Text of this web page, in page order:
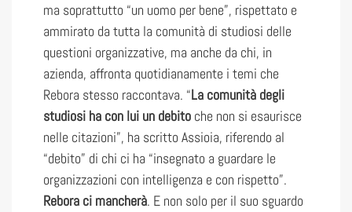
ma soprattutto “un uomo per bene”, rispettato e
ammirato da tutta la comunità di studiosi delle
questioni organizzative, ma anche da chi, in
azienda, affronta quotidianamente i temi che
Rebora stesso raccontava. “La comunità degli
studiosi ha con lui un debito che non si esaurisce
nelle citazioni”, ha scritto Assioia, riferendo al
“debito” di chi ci ha “insegnato a guardare le
organizzazioni con intelligenza e con rispetto”.
Rebora ci mancherà. E non solo per il suo sguardo